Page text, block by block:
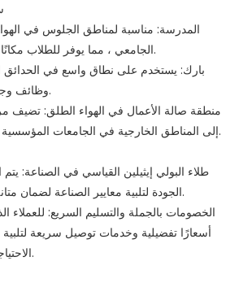
المدرسة: مناسبة لمناطق الجلوس في
الجامعي ، مما يوفر للطلاب مكانًا مريحًا وآمنًا للتجمع.
بارك: يستخدم على نطاق واسع في الحدائق
وظائف وجمال الأماكن العامة.
منطقة صالة الأعمال في الهواء الطلق: تضيف
إلى المناطق الخارجية في الجامعات المؤسسية أو المراكز التجارية.
طلاء البولي إيثيلين القياسي في الصناعة:
الجودة لتلبية معايير الصناعة لضمان متانة المنتج والموثوقية.
الخصومات بالجملة والتسليم السريع: للعملاء
الاحتياجات العاجلة للعملاء.